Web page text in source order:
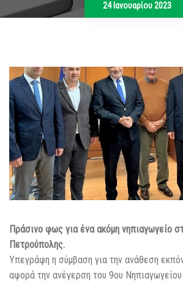
24 Ιανουαρίου 2023
Πράσινο φως για ένα ακόμη νηπιαγωγείο
Πετρούπολης.
Yπεγράφη η σύμβαση για την ανάθεση
αφορά την ανέγερση του 9ου